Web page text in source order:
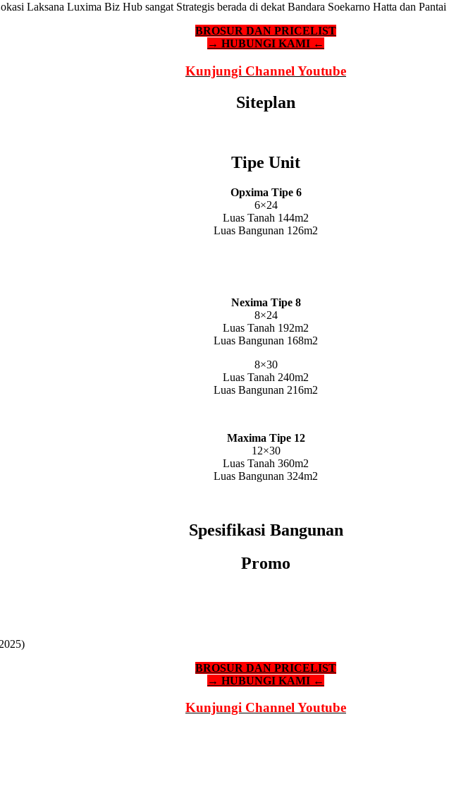
Laksana Luxima Biz Hub sangat Strategis berada di dekat Bandara Soekarno Hatta dan
BROSUR DAN PRICELIST
→ HUBUNGI KAMI ←
Kunjungi Channel Youtube
Siteplan
Tipe Unit
Opxima Tipe 6
6×24
Luas Tanah 144m2
Luas Bangunan 126m2
Nexima Tipe 8
8×24
Luas Tanah 192m2
Luas Bangunan 168m2
8×30
Luas Tanah 240m2
Luas Bangunan 216m2
Maxima Tipe 12
12×30
Luas Tanah 360m2
Luas Bangunan 324m2
Spesifikasi Bangunan
Promo
BROSUR DAN PRICELIST
→ HUBUNGI KAMI ←
Kunjungi Channel Youtube